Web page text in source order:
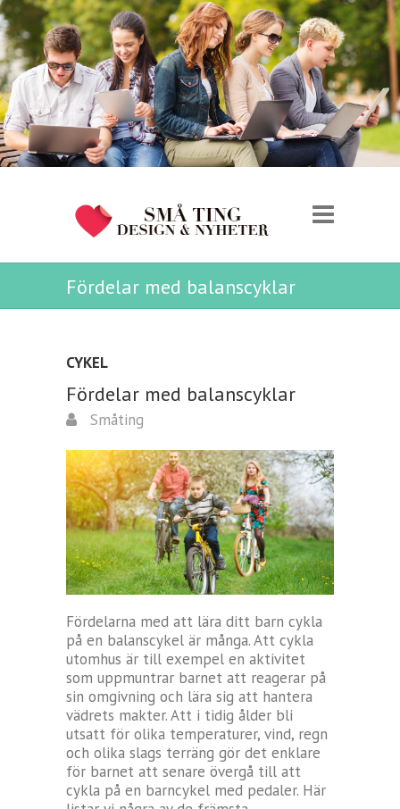
Fördelar med balanscyklar
CYKEL
Fördelar med balanscyklar
Småting
Fördelarna med att lära ditt barn cykla
på en balanscykel är många. Att cykla
utomhus är till exempel en aktivitet
som uppmuntrar barnet att reagerar på
sin omgivning och lära sig att hantera
vädrets makter. Att i tidig ålder bli
utsatt för olika temperaturer, vind, regn
och olika slags terräng gör det enklare
för barnet att senare övergå till att
cykla på en barncykel med pedaler. Här